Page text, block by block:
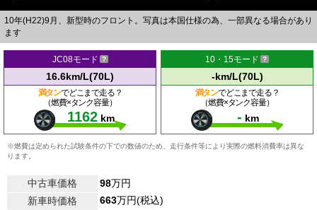
10年(H22)9月、新型時のフロント。写真は本国仕様の為、一部異なる場合があり
ます
JC08モード
16.6km/L(70L)
満タンでどこまで走る？
（燃費×タンク容量）
1162 km
10・15モード
-km/L(70L)
満タンでどこまで走る？
（燃費×タンク容量）
- km
※燃費は定められた試験条件の下での数値のため、走行条件等により実際の燃料消費率は異な
ります。
中古車価格 98万円
新車時価格
663万円(税込)